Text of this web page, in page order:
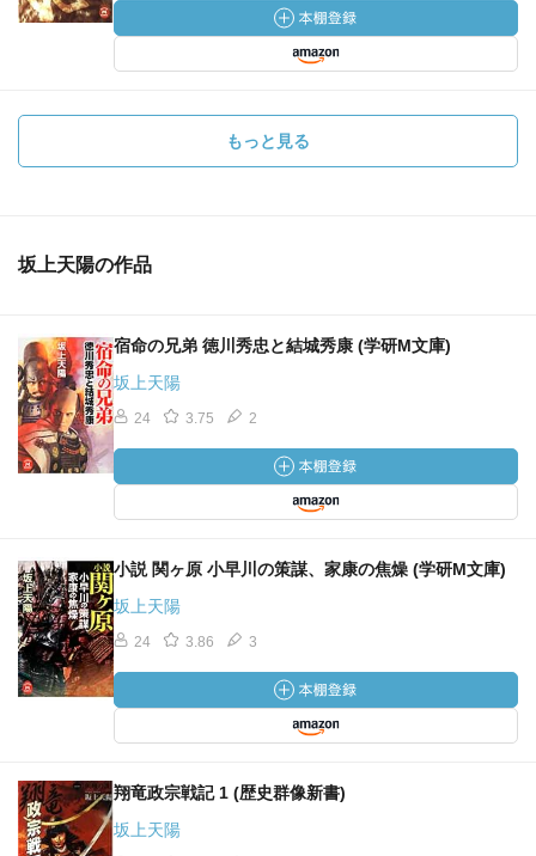
もっと見る
坂上天陽の作品
宿命の兄弟 徳川秀忠と結城秀康 (学研M文庫)
坂上天陽
24 3.75 2
小説 関ヶ原 小早川の策謀、家康の焦燥 (学研M文庫)
坂上天陽
24 3.86 3
翔竜政宗戦記 1 (歴史群像新書)
坂上天陽